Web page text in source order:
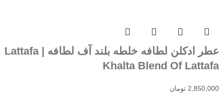
عطر ادکلن لطافه خلطه بلند آف لطافه | Lattafa
Khalta Blend Of Lattafa
2,850,000 تومان